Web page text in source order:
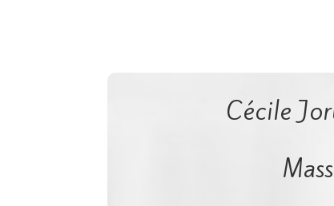
Cécile